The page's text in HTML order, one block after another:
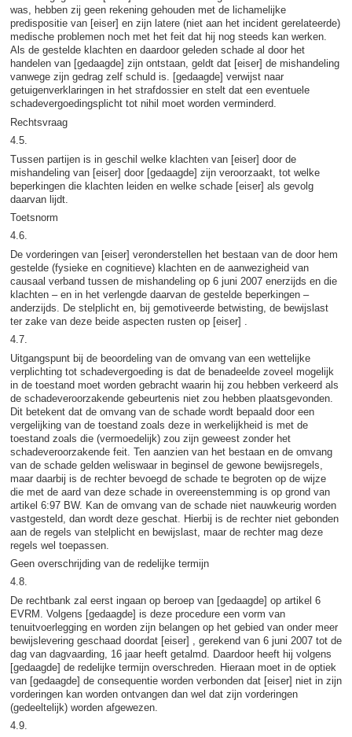
was, hebben zij geen rekening gehouden met de lichamelijke
predispositie van [eiser] en zijn latere (niet aan het incident gerelateerde)
medische problemen noch met het feit dat hij nog steeds kan werken.
Als de gestelde klachten en daardoor geleden schade al door het
handelen van [gedaagde] zijn ontstaan, geldt dat [eiser] de mishandeling
vanwege zijn gedrag zelf schuld is. [gedaagde] verwijst naar
getuigenverklaringen in het strafdossier en stelt dat een eventuele
schadevergoedingsplicht tot nihil moet worden verminderd.
Rechtsvraag
4.5.
Tussen partijen is in geschil welke klachten van [eiser] door de
mishandeling van [eiser] door [gedaagde] zijn veroorzaakt, tot welke
beperkingen die klachten leiden en welke schade [eiser] als gevolg
daarvan lijdt.
Toetsnorm
4.6.
De vorderingen van [eiser] veronderstellen het bestaan van de door hem
gestelde (fysieke en cognitieve) klachten en de aanwezigheid van
causaal verband tussen de mishandeling op 6 juni 2007 enerzijds en die
klachten – en in het verlengde daarvan de gestelde beperkingen –
anderzijds. De stelplicht en, bij gemotiveerde betwisting, de bewijslast
ter zake van deze beide aspecten rusten op [eiser] .
4.7.
Uitgangspunt bij de beoordeling van de omvang van een wettelijke
verplichting tot schadevergoeding is dat de benadeelde zoveel mogelijk
in de toestand moet worden gebracht waarin hij zou hebben verkeerd als
de schadeveroorzakende gebeurtenis niet zou hebben plaatsgevonden.
Dit betekent dat de omvang van de schade wordt bepaald door een
vergelijking van de toestand zoals deze in werkelijkheid is met de
toestand zoals die (vermoedelijk) zou zijn geweest zonder het
schadeveroorzakende feit. Ten aanzien van het bestaan en de omvang
van de schade gelden weliswaar in beginsel de gewone bewijsregels,
maar daarbij is de rechter bevoegd de schade te begroten op de wijze
die met de aard van deze schade in overeenstemming is op grond van
artikel 6:97 BW. Kan de omvang van de schade niet nauwkeurig worden
vastgesteld, dan wordt deze geschat. Hierbij is de rechter niet gebonden
aan de regels van stelplicht en bewijslast, maar de rechter mag deze
regels wel toepassen.
Geen overschrijding van de redelijke termijn
4.8.
De rechtbank zal eerst ingaan op beroep van [gedaagde] op artikel 6
EVRM. Volgens [gedaagde] is deze procedure een vorm van
tenuitvoerlegging en worden zijn belangen op het gebied van onder meer
bewijslevering geschaad doordat [eiser] , gerekend van 6 juni 2007 tot de
dag van dagvaarding, 16 jaar heeft getalmd. Daardoor heeft hij volgens
[gedaagde] de redelijke termijn overschreden. Hieraan moet in de optiek
van [gedaagde] de consequentie worden verbonden dat [eiser] niet in zijn
vorderingen kan worden ontvangen dan wel dat zijn vorderingen
(gedeeltelijk) worden afgewezen.
4.9.